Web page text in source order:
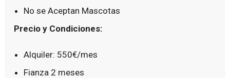
No se Aceptan Mascotas
Precio y Condiciones:
Alquiler: 550€/mes
Fianza 2 meses